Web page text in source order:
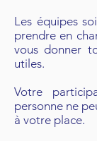
Les équipes
prendre en
vous donner
utiles.
Votre
personne ne
à votre place.